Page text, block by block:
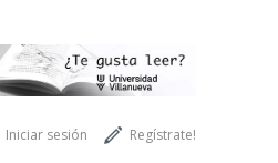
Regístrate!
Iniciar sesión